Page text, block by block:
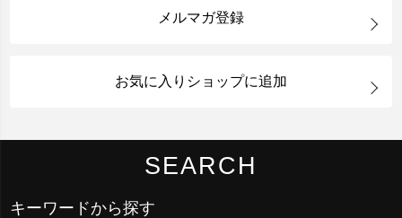
メルマガ登録
お気に入りショップに追加
SEARCH
キーワードから探す